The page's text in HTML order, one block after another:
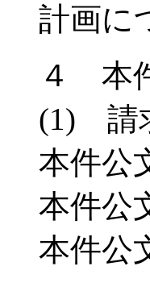
計画に
４ 本
(1) 請
本件公
本件公
本件公